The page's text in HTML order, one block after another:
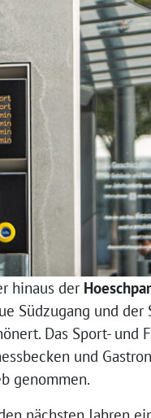
hinaus der
Südzugang und
Das Sport- und
und
genommen.